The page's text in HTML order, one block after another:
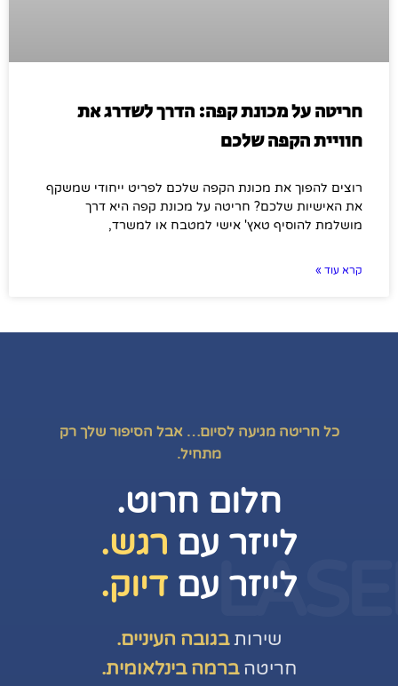
חריטה על מכונת קפה: הדרך לשדרג את
חוויית הקפה שלכם
רוצים להפוך את מכונת הקפה שלכם לפריט ייחודי שמשקף
את האישיות שלכם? חריטה על מכונת קפה היא דרך
מושלמת להוסיף טאץ' אישי למטבח או למשרד,
קרא עוד »
כל חריטה מגיעה לסיום… אבל הסיפור שלך רק
מתחיל.
חלום חרוט.
לייזר עם רגש.
לייזר עם דיוק.
שירותבגובה העיניים.
חריטהברמה בינלאומית.